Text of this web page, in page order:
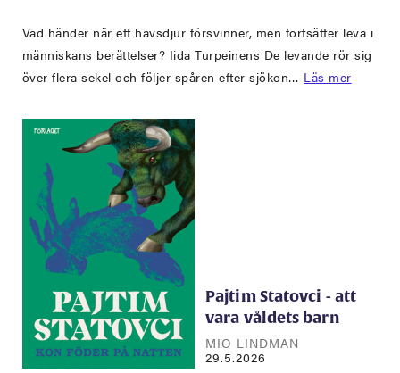
Vad händer när ett havsdjur försvinner, men fortsätter leva i
människans berättelser? Iida Turpeinens De levande rör sig
över flera sekel och följer spåren efter sjökon… Läs mer
Pajtim Statovci - att
vara våldets barn
MIO LINDMAN
29.5.2026